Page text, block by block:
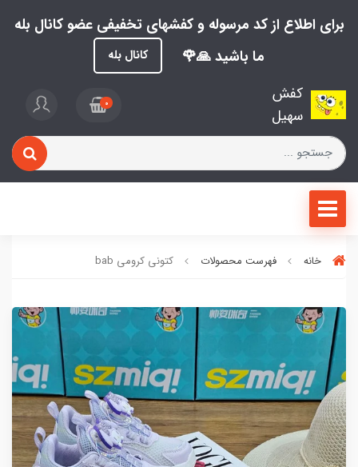
برای اطلاع از کد مرسوله و کفشهای تخفیفی عضو کانال بله
ما باشید 🙏🌹
کانال بله
کفش
سهیل
0
خانه فهرست محصولات کتونی کرومی bab